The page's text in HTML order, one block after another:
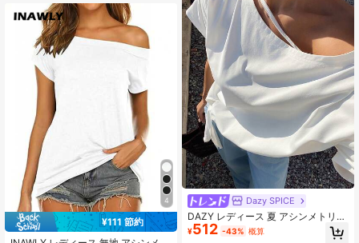
4
¥111 節約
Dazy SPICE
DAZY レディース 夏 アシンメトリー
ショルダー ビーズパッチワーク ルー
ズ ショートスリーブ アーバンカジュ
¥512 -43% 概算